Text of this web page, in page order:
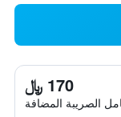
170 ﷼
الصريبة المضافة